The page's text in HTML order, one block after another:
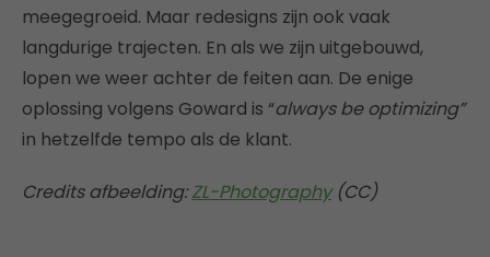
meegegroeid. Maar redesigns zijn ook vaak
langdurige trajecten. En als we zijn uitgebouwd,
lopen we weer achter de feiten aan. De enige
oplossing volgens Goward is “always be optimizing”
in hetzelfde tempo als de klant.
Credits afbeelding:ZL-Photography(CC)